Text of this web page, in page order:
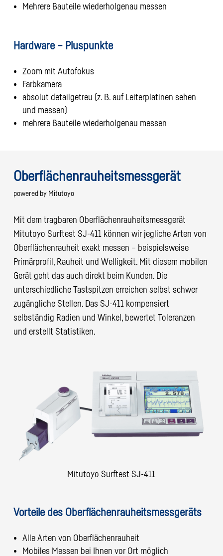
Mehrere Bauteile wiederholgenau messen
Hardware – Pluspunkte
Zoom mit Autofokus
Farbkamera
absolut detailgetreu (z. B. auf Leiterplatinen sehen
und messen)
mehrere Bauteile wiederholgenau messen
Oberflächenrauheitsmessgerät
powered by Mitutoyo
Mit dem tragbaren Oberflächenrauheitsmessgerät
Mitutoyo Surftest SJ-411 können wir jegliche Arten von
Oberflächenrauheit exakt messen – beispielsweise
Primärprofil, Rauheit und Welligkeit. Mit diesem mobilen
Gerät geht das auch direkt beim Kunden. Die
unterschiedliche Tastspitzen erreichen selbst schwer
zugängliche Stellen. Das SJ-411 kompensiert
selbständig Radien und Winkel, bewertet Toleranzen
und erstellt Statistiken.
Mitutoyo Surftest SJ-411
Vorteile des Oberflächenrauheitsmessgeräts
Alle Arten von Oberflächenrauheit
Mobiles Messen bei Ihnen vor Ort möglich